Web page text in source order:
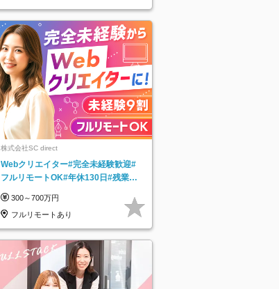
株式会社SC direct
Webクリエイター#完全未経験歓迎#
フルリモートOK#年休130日#残業月
300～700万円
フルリモートあり